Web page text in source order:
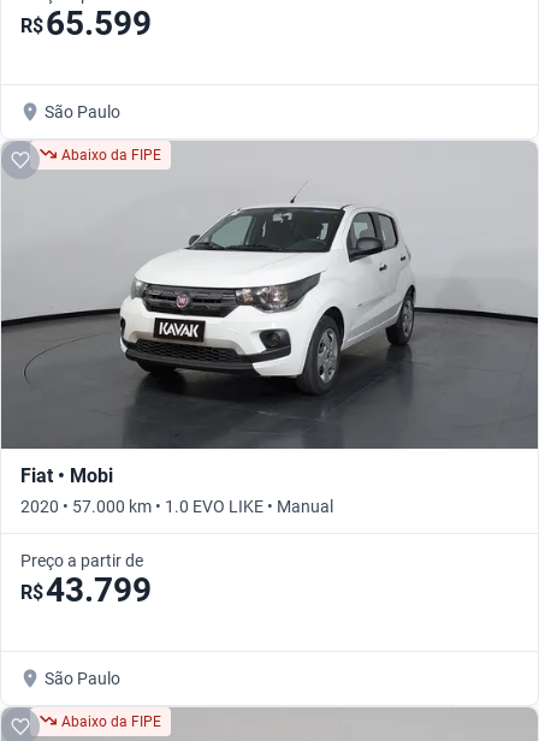
R$65.599
São Paulo
Abaixo da FIPE
Fiat • Mobi
2020 • 57.000 km • 1.0 EVO LIKE • Manual
Preço a partir de
R$43.799
São Paulo
Abaixo da FIPE